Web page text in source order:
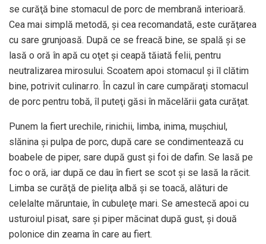
se curăţă bine stomacul de porc de membrană interioară.
Cea mai simplă metodă, şi cea recomandată, este curăţarea
cu sare grunjoasă. După ce se freacă bine, se spală şi se
lasă o oră în apă cu oţet şi ceapă tăiată felii, pentru
neutralizarea mirosului. Scoatem apoi stomacul şi îl clătim
bine, potrivit culinar.ro. În cazul în care cumpăraţi stomacul
de porc pentru tobă, îl puteţi găsi în măcelării gata curăţat.
Punem la fiert urechile, rinichii, limba, inima, muşchiul,
slănina şi pulpa de porc, după care se condimentează cu
boabele de piper, sare după gust şi foi de dafin. Se lasă pe
foc o oră, iar după ce dau în fiert se scot şi se lasă la răcit.
Limba se curăţă de pieliţa albă şi se toacă, alături de
celelalte măruntaie, în cubuleţe mari. Se amestecă apoi cu
usturoiul pisat, sare şi piper măcinat după gust, şi două
polonice din zeama în care au fiert.